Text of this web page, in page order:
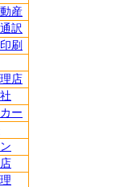
産
訳
刷
店
ー